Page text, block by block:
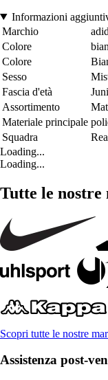
Informazioni
Marchio
Colore
Colore
Sesso
Fascia d'età
Assortimento
Materiale principale
Squadra
Loading...
Loading...
Tutte le nostre
Scopri tutte le nostre
Assistenza post-